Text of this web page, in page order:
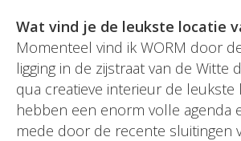
Wat vind je de leukste locatie
Momenteel vind ik WORM door
ligging in de zijstraat van de Witte
qua creatieve interieur de leukste
hebben een enorm volle agenda
mede door de recente sluitingen